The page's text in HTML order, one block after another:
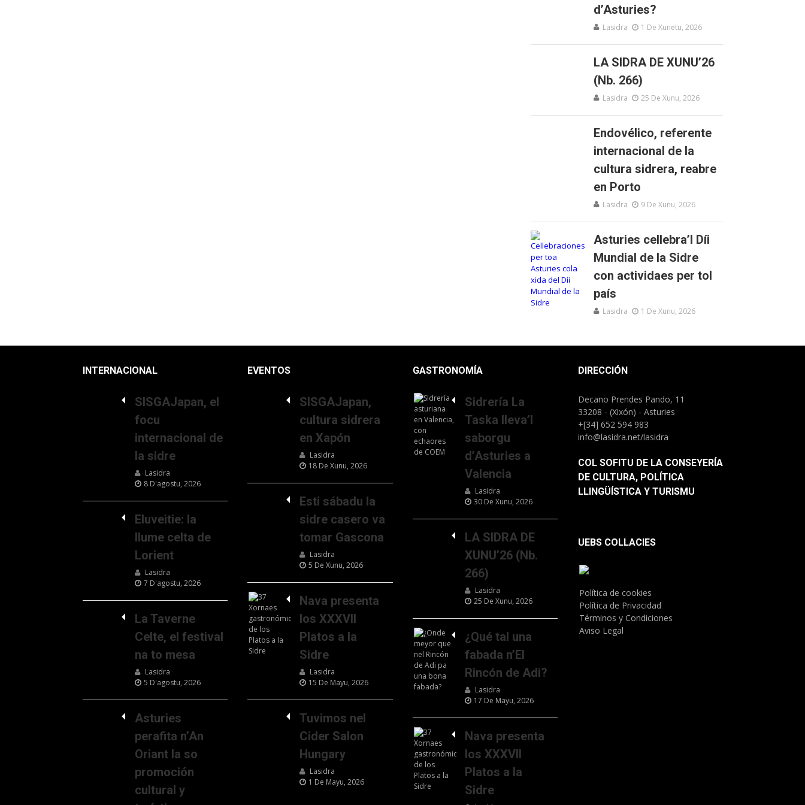
d’Asturies?
Lasidra 1 De Xunetu, 2026
LA SIDRA DE XUNU’26
(Nb. 266)
Lasidra 25 De Xunu, 2026
Endovélico, referente
internacional de la
cultura sidrera, reabre
en Porto
Lasidra 9 De Xunu, 2026
Asturies cellebra’l Díi
Mundial de la Sidre
con actividaes per tol
país
Lasidra 1 De Xunu, 2026
INTERNACIONAL
SISGAJapan, el
focu
internacional de
la sidre
Lasidra
8 D'agostu, 2026
Eluveitie: la
llume celta de
Lorient
Lasidra
7 D'agostu, 2026
La Taverne
Celte, el festival
na to mesa
Lasidra
5 D'agostu, 2026
Asturies
perafita n’An
Oriant la so
promoción
cultural y
EVENTOS
SISGAJapan,
cultura sidrera
en Xapón
Lasidra
18 De Xunu, 2026
Esti sábadu la
sidre casero va
tomar Gascona
Lasidra
5 De Xunu, 2026
Nava presenta
los XXXVII
Platos a la
Sidre
Lasidra
15 De Mayu, 2026
Tuvimos nel
Cider Salon
Hungary
Lasidra
1 De Mayu, 2026
GASTRONOMÍA
Sidrería La
Taska lleva’l
saborgu
d’Asturies a
Valencia
Lasidra
30 De Xunu, 2026
LA SIDRA DE
XUNU’26 (Nb.
266)
Lasidra
25 De Xunu, 2026
¿Qué tal una
fabada n’El
Rincón de Adi?
Lasidra
17 De Mayu, 2026
Nava presenta
los XXXVII
Platos a la
Sidre
DIRECCIÓN
Decano Prendes Pando, 11
33208 - (Xixón) - Asturies
+[34] 652 594 983
info@lasidra.net/lasidra
COL SOFITU DE LA CONSEYERÍA
DE CULTURA, POLÍTICA
LLINGÜÍSTICA Y TURISMU
UEBS COLLACIES
Política de cookies
Política de Privacidad
Términos y Condiciones
Aviso Legal